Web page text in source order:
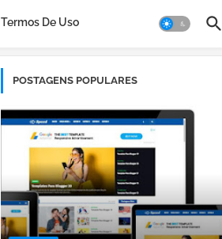
Termos De Uso
POSTAGENS POPULARES